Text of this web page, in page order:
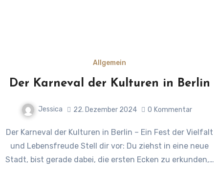
Allgemein
Der Karneval der Kulturen in Berlin
Jessica 22. Dezember 2024 0 Kommentar
Der Karneval der Kulturen in Berlin – Ein Fest der Vielfalt
und Lebensfreude Stell dir vor: Du ziehst in eine neue
Stadt, bist gerade dabei, die ersten Ecken zu erkunden,…